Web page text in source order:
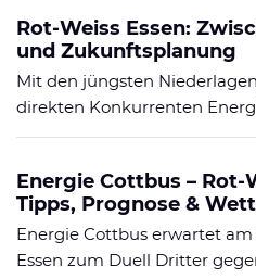
Rot-Weiss Essen:
und Zukunftsplanung
Mit den jüngsten
direkten Konkurrenten
Energie Cottbus – Rot-
Tipps, Prognose &
Energie Cottbus erwartet am
Essen zum Duell Dritter